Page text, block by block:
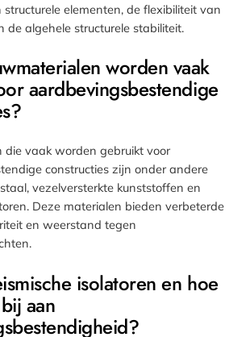
elementen, de flexibiliteit van
de algehele structurele stabiliteit.
worden vaak
aardbevingsbestendige
die vaak worden gebruikt voor
constructies zijn onder andere
vezelversterkte kunststoffen en
Deze materialen bieden verbeterde
en weerstand tegen
isolatoren en hoe
aan